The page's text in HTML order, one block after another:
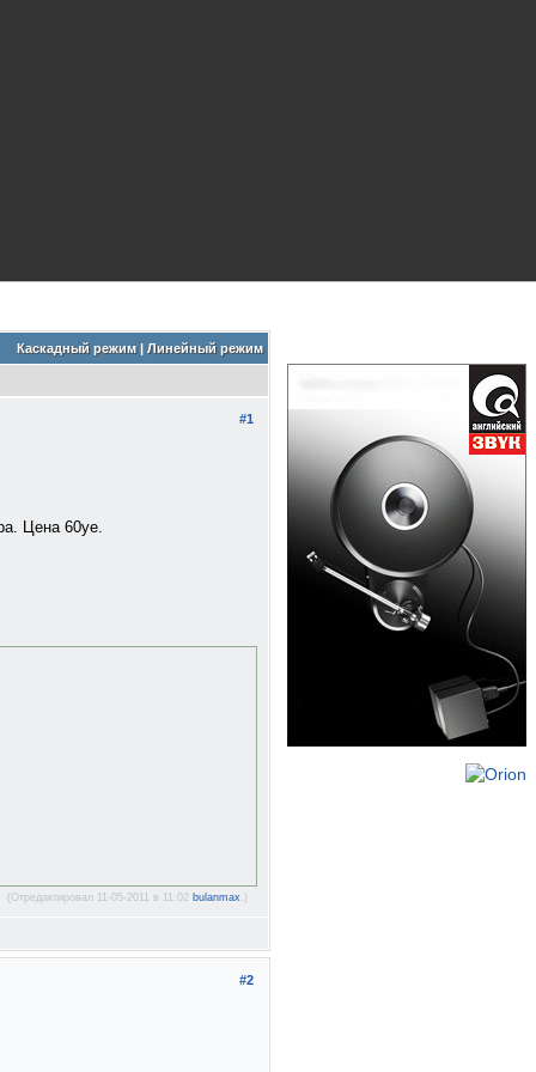
Каскадный режим| Линейный режим
#1
Цена 60уе.
(Отредактировал 11-05-2011 в 11:02 bulanmax .)
#2